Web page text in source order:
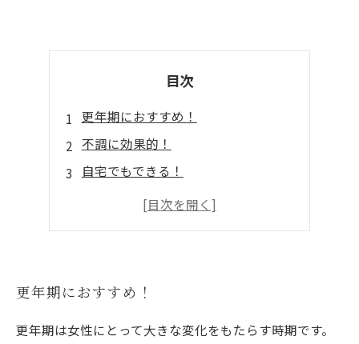
目次
更年期におすすめ！
不調に効果的！
自宅でもできる！
リラックス効果も抜群！
更年期におすすめ！
更年期は女性にとって大きな変化をもたらす時期です。